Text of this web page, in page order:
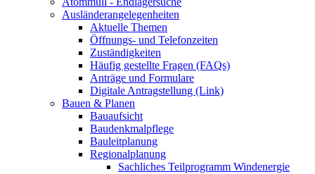
Ausländerangelegenheiten
Aktuelle Themen
Öffnungs- und Telefonzeiten
Zuständigkeiten
Häufig gestellte Fragen (FAQs)
Anträge und Formulare
Digitale Antragstellung (Link)
Bauen & Planen
Bauaufsicht
Baudenkmalpflege
Bauleitplanung
Regionalplanung
Sachliches Teilprogramm Windenergie